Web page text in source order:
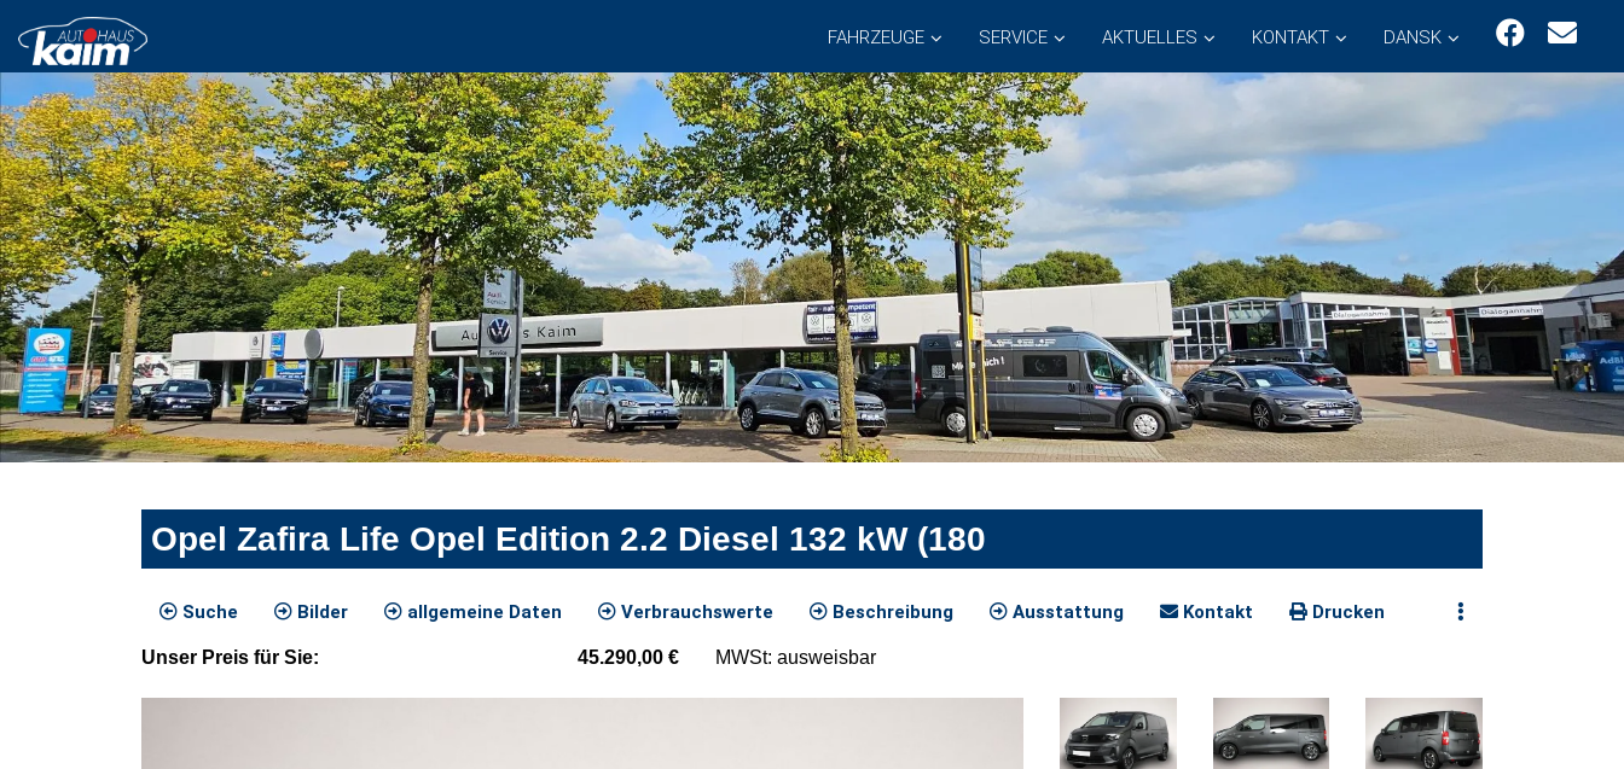
FAHRZEUGE SERVICE AKTUELLES KONTAKT DANSK
Opel Zafira Life Opel Edition 2.2 Diesel 132 kW (180
Suche Bilder allgemeine Daten Verbrauchswerte Beschreibung Ausstattung Kontakt Drucken
Unser Preis für Sie: 45.290,00 € MWSt: ausweisbar